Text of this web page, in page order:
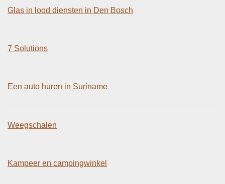
Glas in lood diensten in Den Bosch
7 Solutions
Een auto huren in Suriname
Weegschalen
Kampeer en campingwinkel